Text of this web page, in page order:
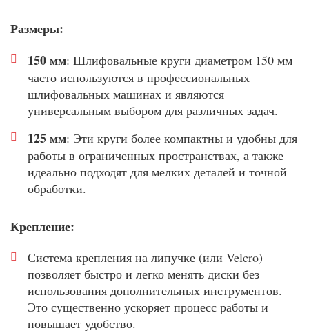
Размеры:
150 мм: Шлифовальные круги диаметром 150 мм
часто используются в профессиональных
шлифовальных машинах и являются
универсальным выбором для различных задач.
125 мм: Эти круги более компактны и удобны для
работы в ограниченных пространствах, а также
идеально подходят для мелких деталей и точной
обработки.
Крепление:
Система крепления на липучке (или Velcro)
позволяет быстро и легко менять диски без
использования дополнительных инструментов.
Это существенно ускоряет процесс работы и
повышает удобство.